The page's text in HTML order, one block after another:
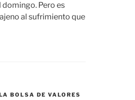
domingo. Pero es
al sufrimiento que
BOLSA DE VALORES